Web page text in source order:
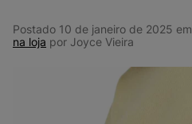
Postado 10 de janeiro de 2025 em
na loja por Joyce Vieira